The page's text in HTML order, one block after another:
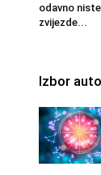
odavno
zvijezde...
Izbor